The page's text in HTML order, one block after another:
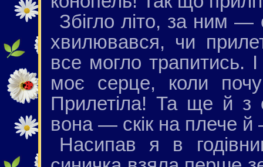
Збігло літо, за ним
хвилювався, чи
все могло трапитись.
моє серце, коли
Прилетіла! Та ще й з
вона — скік на плече й
Насипав я в